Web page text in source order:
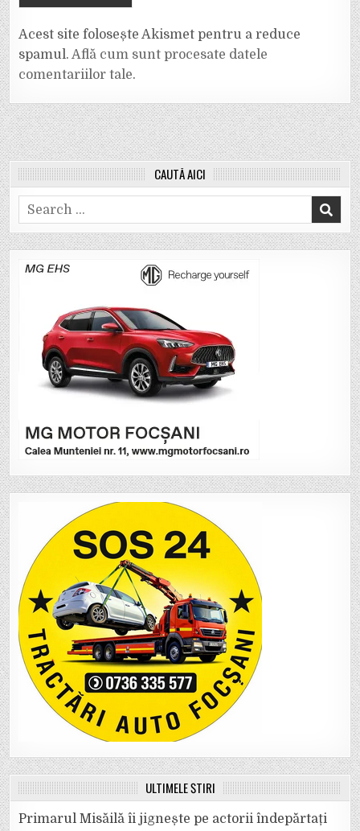
Acest site folosește Akismet pentru a reduce
spamul.Află cum sunt procesate datele
comentariilor tale.
CAUTĂ AICI
Search
for:
ULTIMELE ȘTIRI
Primarul Misăilă îi jignește pe actorii îndepărtați